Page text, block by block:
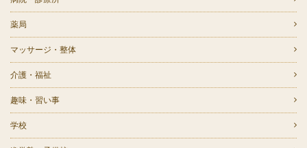
薬局
マッサージ・整体
介護・福祉
趣味・習い事
学校